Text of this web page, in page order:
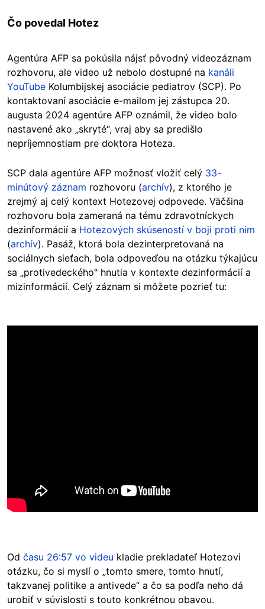
Čo povedal Hotez
Agentúra AFP sa pokúsila nájsť pôvodný videozáznam
rozhovoru, ale video už nebolo dostupné na kanáli
YouTube Kolumbijskej asociácie pediatrov (SCP). Po
kontaktovaní asociácie e-mailom jej zástupca 20.
augusta 2024 agentúre AFP oznámil, že video bolo
nastavené ako „skryté“, vraj aby sa predišlo
nepríjemnostiam pre doktora Hoteza.
SCP dala agentúre AFP možnosť vložiť celý 33-
minútový záznam rozhovoru (archív), z ktorého je
zrejmý aj celý kontext Hotezovej odpovede. Väčšina
rozhovoru bola zameraná na tému zdravotníckych
dezinformácií a Hotezových skúseností v boji proti nim
(archív). Pasáž, ktorá bola dezinterpretovaná na
sociálnych sieťach, bola odpoveďou na otázku týkajúcu
sa „protivedeckého" hnutia v kontexte dezinformácií a
mizinformácií. Celý záznam si môžete pozrieť tu:
Od času 26:57 vo videu kladie prekladateľ Hotezovi
otázku, čo si myslí o „tomto smere, tomto hnutí,
takzvanej politike a antivede“ a čo sa podľa neho dá
urobiť v súvislosti s touto konkrétnou obavou.